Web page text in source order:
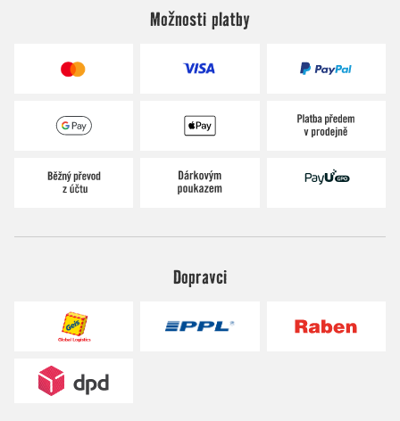
Možnosti platby
Dopravci